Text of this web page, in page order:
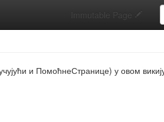
Immutable Page
и ПомоћнеСтранице) у овом